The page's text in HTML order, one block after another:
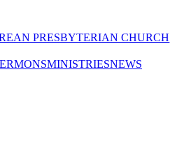
PRESBYTERIAN CHURCH
MINISTRIESNEWS